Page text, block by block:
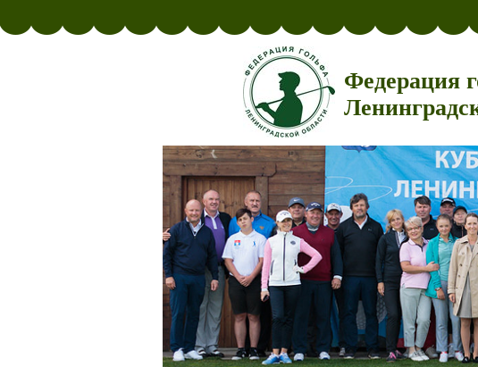
Федерация